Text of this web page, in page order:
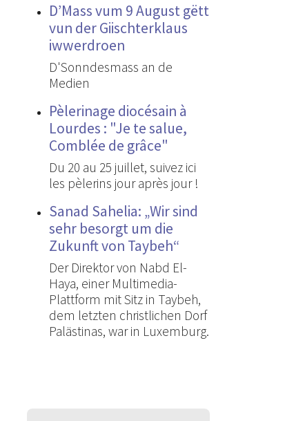
D’Mass vum 9 August gëtt
vun der Giischterklaus
iwwerdroen
D'Sonndesmass an de
Medien
Pèlerinage diocésain à
Lourdes : "Je te salue,
Comblée de grâce"
Du 20 au 25 juillet, suivez ici
les pèlerins jour après jour !
Sanad Sahelia: „Wir sind
sehr besorgt um die
Zukunft von Taybeh“
Der Direktor von Nabd El-
Haya, einer Multimedia-
Plattform mit Sitz in Taybeh,
dem letzten christlichen Dorf
Palästinas, war in Luxemburg.